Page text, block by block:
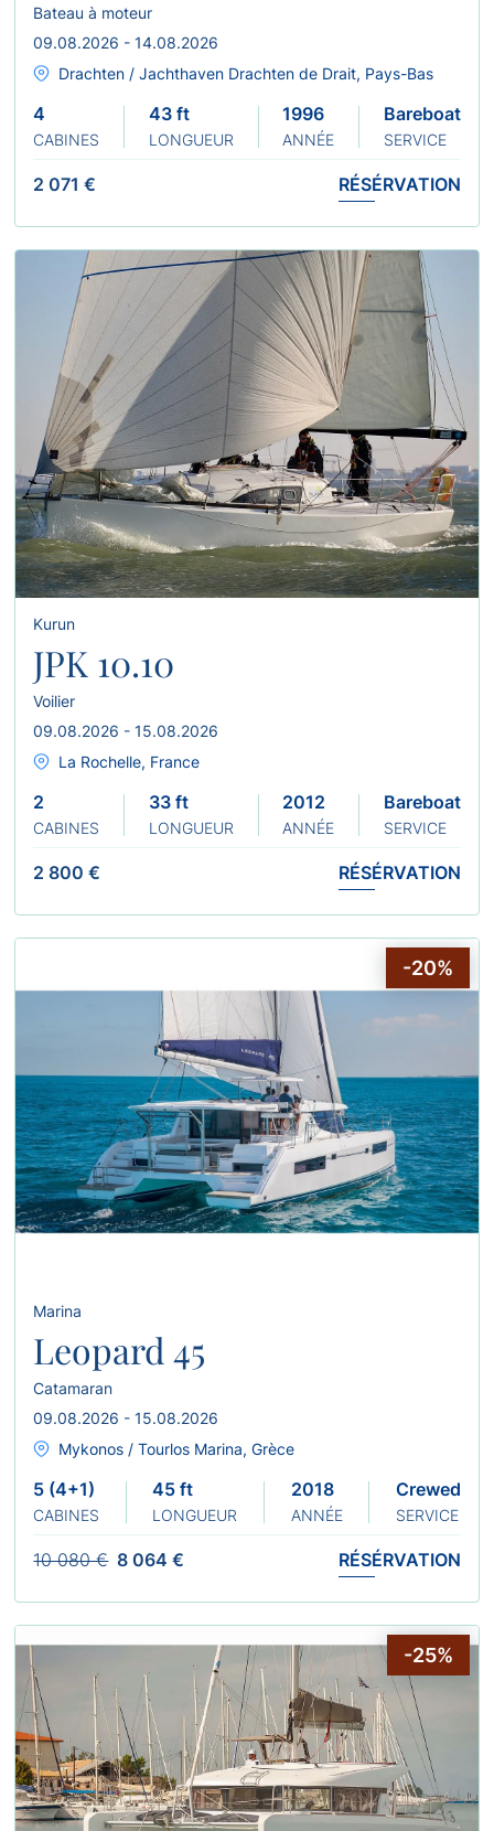
Bateau à moteur
09.08.2026 - 14.08.2026
Drachten / Jachthaven Drachten de Drait, Pays-Bas
4
CABINES
43 ft
LONGUEUR
1996
ANNÉE
Bareboat
SERVICE
2 071 € RÉSÉRVATION
Kurun
JPK 10.10
Voilier
09.08.2026 - 15.08.2026
La Rochelle, France
2
CABINES
33 ft
LONGUEUR
2012
ANNÉE
Bareboat
SERVICE
2 800 € RÉSÉRVATION
-20%
Marina
Leopard 45
Catamaran
09.08.2026 - 15.08.2026
Mykonos / Tourlos Marina, Grèce
5 (4+1)
CABINES
45 ft
LONGUEUR
2018
ANNÉE
Crewed
SERVICE
10 080 € 8 064 € RÉSÉRVATION
-25%